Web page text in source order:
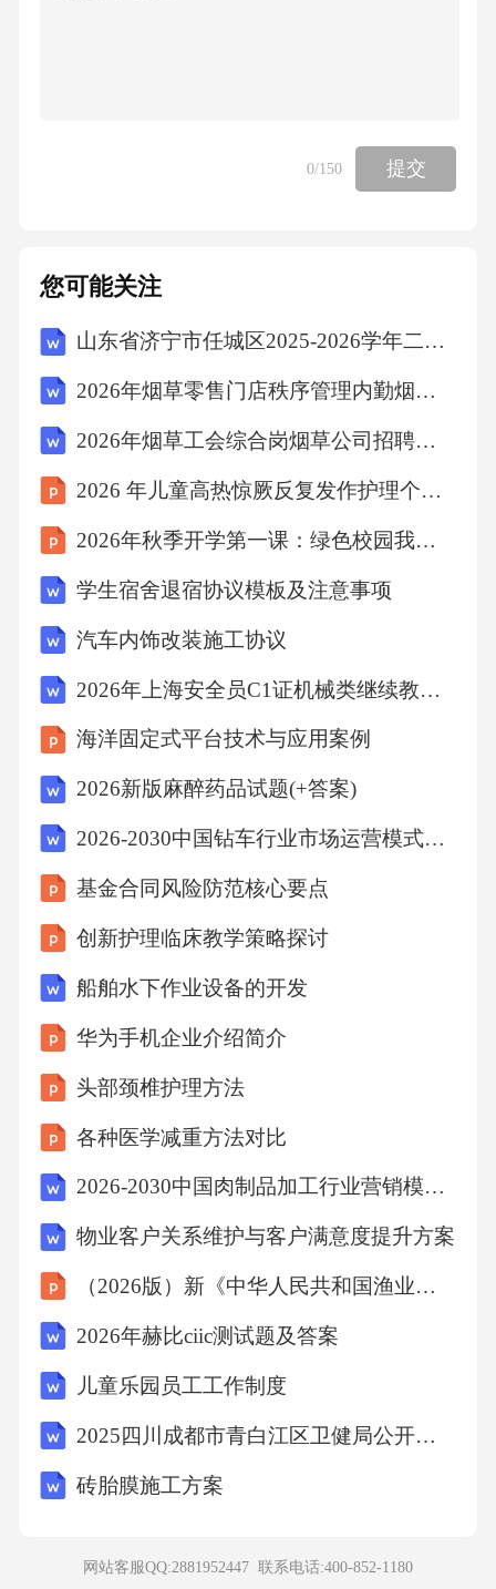
D、伞形科植物释放特殊气味以吸引胡蜂捕食其
体上的毛毛虫
【答案】：C巨魔芋的气味会吸引昆虫和其他花
粉传播者进行花粉传播，并不是防御生物胁
迫。故选C。
考点：生物常识7、起源于中国的日本国酒是什
么?它是根据中国的什么酒酿造的?（）
B、清酒，黄酒
C、烧酒，茅台
D、烧酒，米酒
【答案】：B日本的国酒是清酒，是借鉴中国的
黄酒酿造的。故选B。
考点：人文常识8、从业人员对待上门投诉的顾
客所持的下列态度中，正确的是（）
B、认为有损公司形象，想办法冷处理
开
D、把这件事当作纠正错误的一次机会
【答案】：D顾客上门投诉说明我们的产品或者
种事情，我们要安抚顾客情绪，耐心倾听顾客
0/150 提交
您可能关注
山东省济宁市任城区2025-2026学年二年级上学期语文学情自测（文字版含答案）
2026年烟草零售门店秩序管理内勤烟草公司招聘考试笔试试题（含答案）
2026年烟草工会综合岗烟草公司招聘考试笔试试题（含答案）
2026 年儿童高热惊厥反复发作护理个案分享
2026年秋季开学第一课：绿色校园我先行
学生宿舍退宿协议模板及注意事项
汽车内饰改装施工协议
2026年上海安全员C1证机械类继续教育题库及答案
海洋固定式平台技术与应用案例
2026新版麻醉药品试题(+答案)
2026-2030中国钻车行业市场运营模式及未来发展动向预测报告
基金合同风险防范核心要点
创新护理临床教学策略探讨
船舶水下作业设备的开发
华为手机企业介绍简介
头部颈椎护理方法
各种医学减重方法对比
2026-2030中国肉制品加工行业营销模式及消费趋势预测报告
物业客户关系维护与客户满意度提升方案
（2026版）新《中华人民共和国渔业法》核心要点解读培训
2026年赫比ciic测试题及答案
儿童乐园员工工作制度
2025四川成都市青白江区卫健局公开招募医疗卫生辅助岗人员48人笔试历年典型考题及考点剖析附带答案详解试卷2套
砖胎膜施工方案
网站客服QQ:2881952447 联系电话:400-852-1180